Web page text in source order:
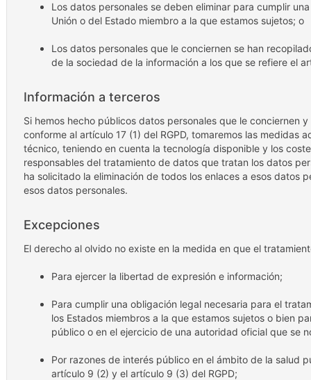
Los datos personales se deben eliminar para cumplir
Unión o del Estado miembro a la que estamos sujetos; o
Los datos personales que le conciernen se han
de la sociedad de la información a los que se refiere el
Información a terceros
Si hemos hecho públicos datos personales que le conciernen
conforme al artículo 17 (1) del RGPD, tomaremos las medidas
técnico, teniendo en cuenta la tecnología disponible y los
responsables del tratamiento de datos que tratan los datos
ha solicitado la eliminación de todos los enlaces a esos datos
esos datos personales.
Excepciones
El derecho al olvido no existe en la medida en que el
Para ejercer la libertad de expresión e información;
Para cumplir una obligación legal necesaria para el
los Estados miembros a la que estamos sujetos o bien
público o en el ejercicio de una autoridad oficial que se
Por razones de interés público en el ámbito de la salud
artículo 9 (2) y el artículo 9 (3) del RGPD;